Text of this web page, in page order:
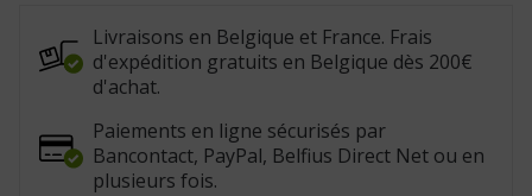
Livraisons en Belgique et France. Frais
d'expédition gratuits en Belgique dès 200€
d'achat.
Paiements en ligne sécurisés par
Bancontact, PayPal, Belfius Direct Net ou en
plusieurs fois.